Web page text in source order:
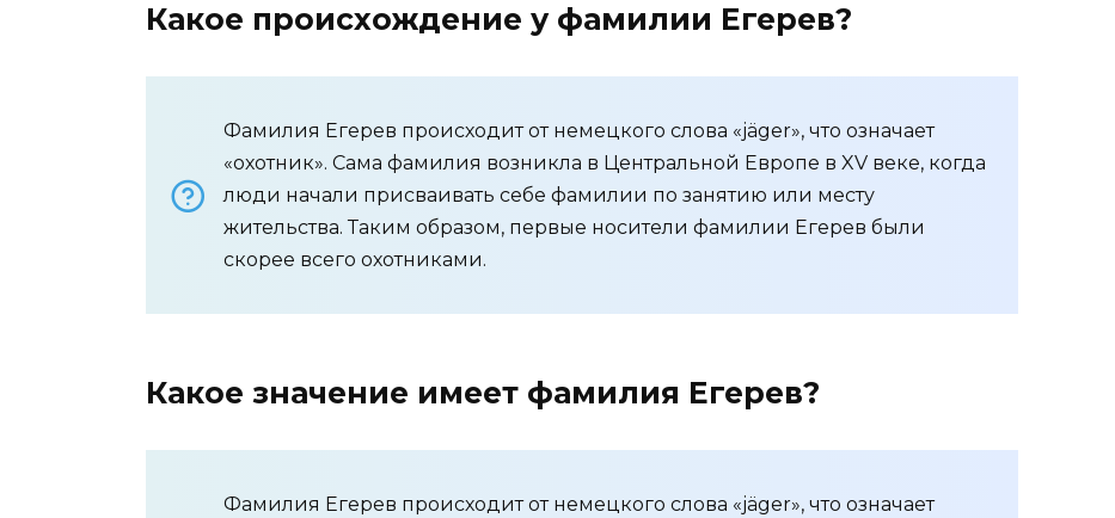
Какое происхождение у фамилии Егерев?
Фамилия Егерев происходит от немецкого слова «jäger», что означает
«охотник». Сама фамилия возникла в Центральной Европе в XV веке, когда
люди начали присваивать себе фамилии по занятию или месту
жительства. Таким образом, первые носители фамилии Егерев были
скорее всего охотниками.
Какое значение имеет фамилия Егерев?
Фамилия Егерев происходит от немецкого слова «jäger», что означает